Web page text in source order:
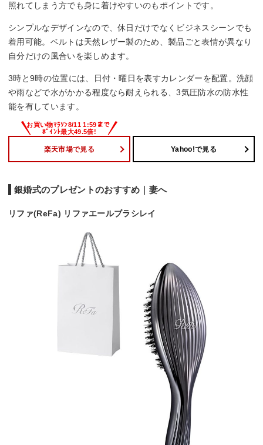
照れてしまう方でも身に着けやすいのもポイントです。
シンプルなデザインなので、休日だけでなくビジネスシーンでも
着用可能。ベルトは天然レザー製のため、製品ごと表情が異なり
自分だけの風合いを楽しめます。
3時と9時の位置には、日付・曜日を表すカレンダーを配置。洗顔
や雨などで水がかかる程度なら耐えられる、3気圧防水の防水性
能を有しています。
楽天市場で見る Yahoo!で見る
銀婚式のプレゼントのおすすめ｜妻へ
リファ(ReFa) リファエールブラシレイ